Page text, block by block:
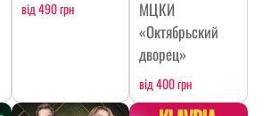
від 490 грн
МЦКИ
«Октябрьский
дворец»
від 400 грн